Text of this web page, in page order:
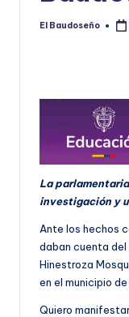
Publicado
El Baudoseño
La
investigación y
Ante los hechos
daban cuenta del
Hinestroza
en el municipio de
Quiero